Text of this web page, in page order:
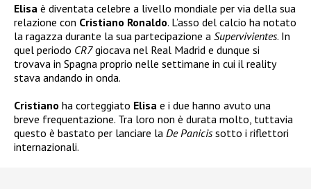
Elisa è diventata celebre a livello mondiale per via della sua
relazione con Cristiano Ronaldo. L’asso del calcio ha notato
la ragazza durante la sua partecipazione a Supervivientes. In
quel periodo CR7giocava nel Real Madrid e dunque si
trovava in Spagna proprio nelle settimane in cui il reality
stava andando in onda.
Cristiano ha corteggiato Elisa e i due hanno avuto una
breve frequentazione. Tra loro non è durata molto, tuttavia
questo è bastato per lanciare la De Panicissotto i riflettori
internazionali.